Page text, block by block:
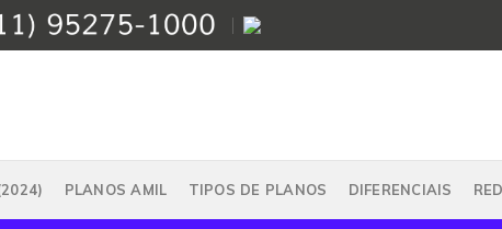
PLANOS AMIL TIPOS DE PLANOS DIFERENCIAIS